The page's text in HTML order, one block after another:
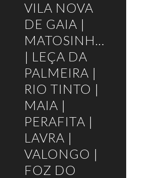
VILA NOVA
DE GAIA |
MATOSINHOS
| LEÇA DA
PALMEIRA |
RIO TINTO |
MAIA |
PERAFITA |
LAVRA |
VALONGO |
FOZ DO